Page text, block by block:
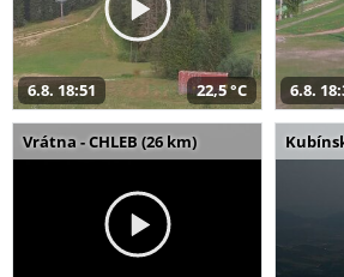
6.8. 18:51 22,5 °C 6.8.
Vrátna - CHLEB (26 km)